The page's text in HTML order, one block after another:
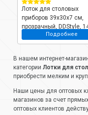
Лоток для столовых
приборов 39х30х7 см,
прозрачный, DDStyle,
Подробнее
В нашем интернет-
категории Лотки для
приобрести мелким и
Наши цены для оптовых
магазинов за счет
оптовых клиентов